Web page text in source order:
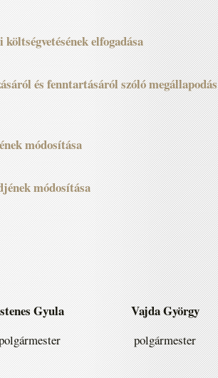
elfogadása
és fenntartásáról szóló megállapodás
módosítása
módosítása
Gyula Vajda György
polgármester